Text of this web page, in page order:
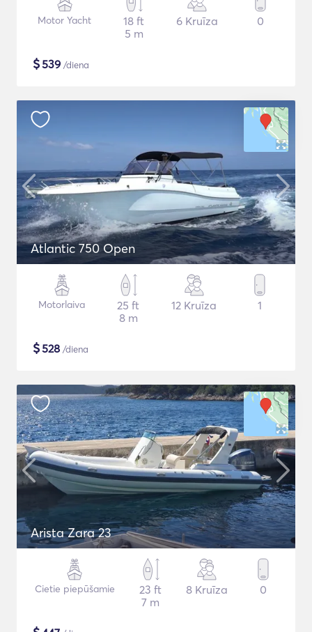
Motor Yacht
18 ft
5 m
6 Kruīza 0
$539 /diena
Atlantic 750 Open
Motorlaiva
25 ft
8 m
12 Kruīza 1
$528 /diena
Arista Zara 23
Cietie piepūšamie
23 ft
7 m
8 Kruīza 0